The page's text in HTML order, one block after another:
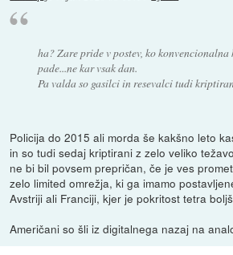
ha? Zare pride v postev, ko
pade...ne kar vsak dan.
Pa valda so gasilci in resevalci tudi
Policija do 2015 ali morda še kakšno leto
in so tudi sedaj kriptirani z zelo veliko
ne bi bil povsem prepričan, če je ves
zelo limited omrežja, ki ga imamo
Avstriji ali Franciji, kjer je pokritost tetra
Američani so šli iz digitalnega nazaj na